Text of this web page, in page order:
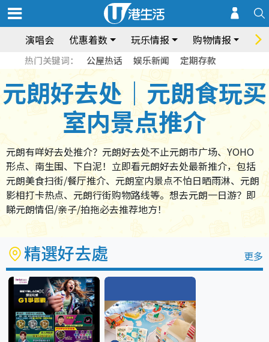
演唱会 优惠着数 玩乐情报 购物情报 饮
热门关键词： 公屋热话 娱乐新闻 定期存款
元朗好去处｜元朗食玩买
室内景点推介
元朗有咩好去处推介？元朗好去处不止元朗市广场、YOHO
形点、南生围、下白泥！立即看元朗好去处最新推介，包括
元朗美食扫街/餐厅推介、元朗室内景点不怕日晒雨淋、元朗
影相打卡热点、元朗行街购物路线等。想去元朗一日游？即
睇元朗情侣/亲子/拍拖必去推荐地方！
精選好去處 更多